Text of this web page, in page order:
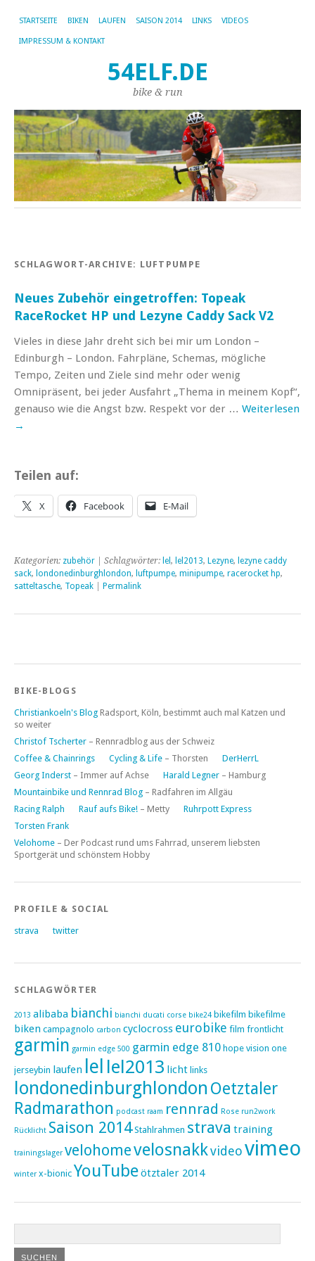
STARTSEITE BIKEN LAUFEN SAISON 2014 LINKS VIDEOS
IMPRESSUM & KONTAKT
54ELF.DE
bike & run
SCHLAGWORT-ARCHIVE: LUFTPUMPE
Neues Zubehör eingetroffen: Topeak
RaceRocket HP und Lezyne Caddy Sack V2
Vieles in diese Jahr dreht sich bei mir um London –
Edinburgh – London. Fahrpläne, Schemas, mögliche
Tempo, Zeiten und Ziele sind mehr oder wenig
Omnipräsent, bei jeder Ausfahrt „Thema in meinem Kopf“,
genauso wie die Angst bzw. Respekt vor der … Weiterlesen
→
Teilen auf:
X Facebook E-Mail
Kategorien: zubehör | Schlagwörter: lel , lel2013, Lezyne, lezyne caddy
sack, londonedinburghlondon, luftpumpe, minipumpe, racerocket hp,
satteltasche, Topeak Permalink
BIKE-BLOGS
Christiankoeln's Blog Radsport, Köln, bestimmt auch mal Katzen und
so weiter
Christof Tscherter – Rennradblog aus der Schweiz
Coffee & Chainrings
Cycling & Life – Thorsten
DerHerrL
Georg Inderst – Immer auf Achse Harald Legner – Hamburg
Mountainbike und Rennrad Blog – Radfahren im Allgäu
Racing Ralph
Rauf aufs Bike! – Metty
Ruhrpott Express
Torsten Frank
Velohome – Der Podcast rund ums Fahrrad, unserem liebsten
Sportgerät und schönstem Hobby
PROFILE & SOCIAL
strava twitter
SCHLAGWÖRTER
2013 alibaba bianchi bianchi ducati corse bike24 bikefilm bikefilme
biken campagnolo carbon cyclocross eurobike film frontlicht
garmin garmin edge 500 garmin edge 810 hope vision one
jerseybin laufen lel lel2013 licht links
londonedinburghlondon Oetztaler
Radmarathon podcast raam rennrad Rose run2work
Rücklicht Saison 2014 Stahlrahmen strava training
trainingslager velohomevelosnakkvideovimeo
winter x-bionic YouTubeötztaler 2014